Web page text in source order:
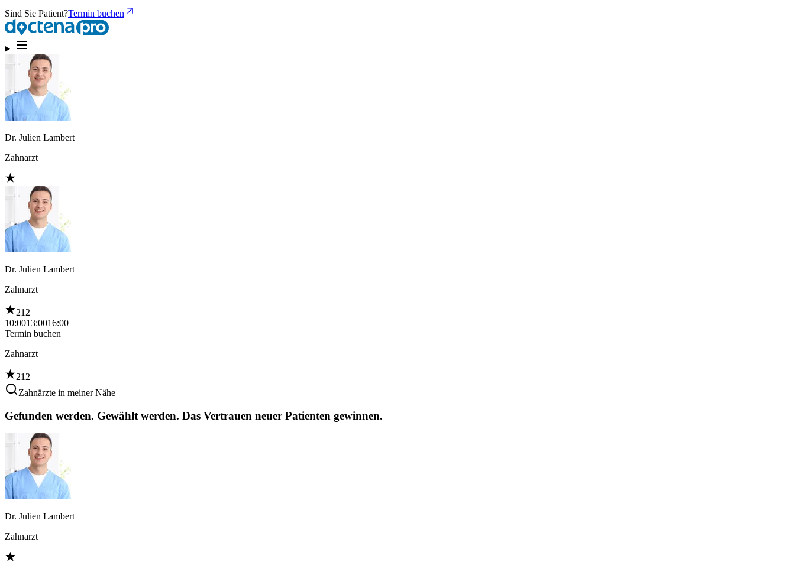
Sind Sie Patient?Termin buchen
Dr. Julien Lambert
Zahnarzt
Dr. Julien Lambert
Zahnarzt
212
10:0013:0016:00
Termin buchen
Zahnarzt
212
Zahnärzte in meiner Nähe
Gefunden werden. Gewählt werden. Das Vertrauen neuer Patienten gewinnen.
Dr. Julien Lambert
Zahnarzt